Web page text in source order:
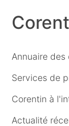
Annuaire
Services de
Corentin à
Actualité